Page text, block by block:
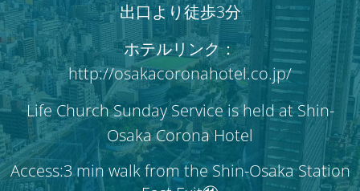
出口より徒歩3分
ホテルリンク：
http://osakacoronahotel.co.jp/
Life Church Sunday Service is held at Shin-
Osaka Corona Hotel
Access:3 min walk from the Shin-Osaka Station